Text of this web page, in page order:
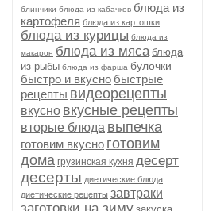
блинчики блюда из кабачков блюда из
картофеля блюда из картошки
блюда из курицы блюда из
макарон блюда из мяса блюда
из рыбы блюда из фарша булочки
быстро и вкусно быстрые
рецепты видеорецепты
вкусно вкусные рецепты
вторые блюда выпечка
готовим вкусно готовим
дома грузинская кухня десерт
десерты диетические блюда
диетические рецепты завтраки